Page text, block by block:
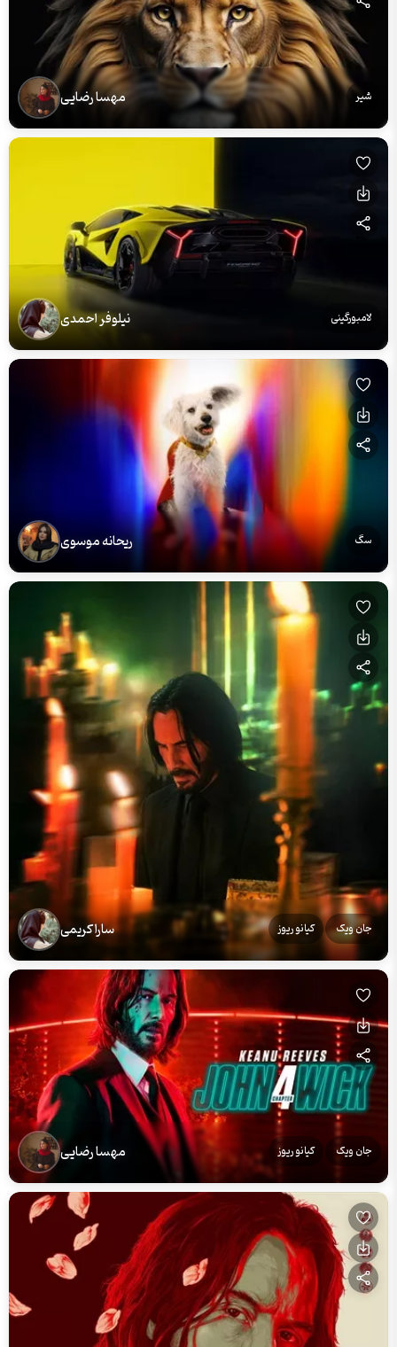
شیر مهسا رضایی
لامبورگینی نیلوفر احمدی
سگ ریحانه موسوی
جان ویک کیانو ریوز سارا کریمی
جان ویک کیانو ریوز مهسا رضایی